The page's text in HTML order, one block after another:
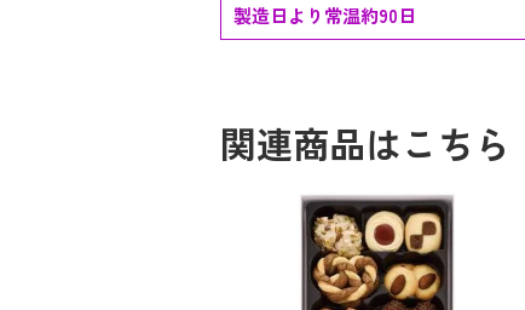
製造日より常温約90日
関連商品はこちら